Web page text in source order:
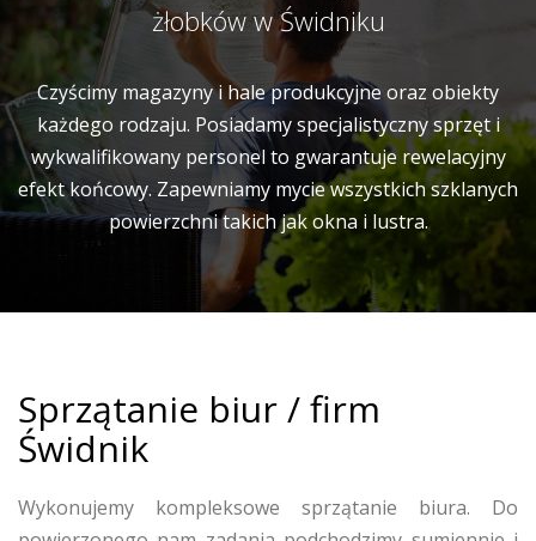
żłobków w Świdniku
Czyścimy magazyny i hale produkcyjne oraz obiekty
każdego rodzaju. Posiadamy specjalistyczny sprzęt i
wykwalifikowany personel to gwarantuje rewelacyjny
efekt końcowy. Zapewniamy mycie wszystkich szklanych
powierzchni takich jak okna i lustra.
Sprzątanie biur / firm
Świdnik
Wykonujemy kompleksowe sprzątanie biura. Do